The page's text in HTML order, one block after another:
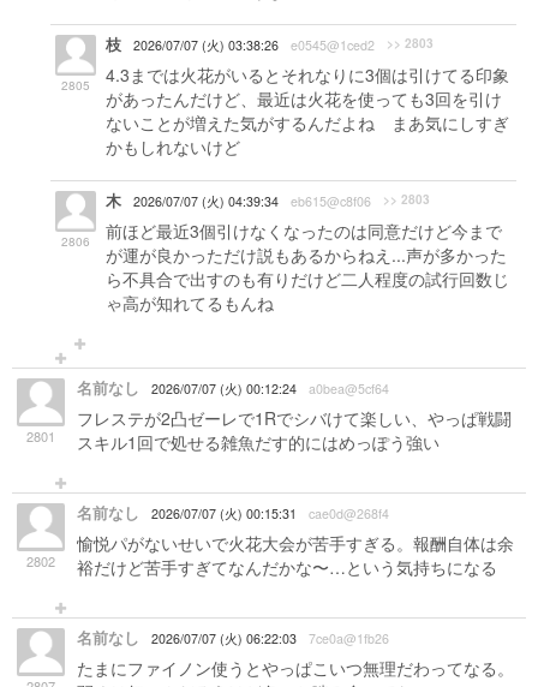
2805
枝 2026/07/07 (火) 03:38:26 e0545@1ced2 >> 2803
4.3までは火花がいるとそれなりに3個は引けてる印象
があったんだけど、最近は火花を使っても3回を引け
ないことが増えた気がするんだよね まあ気にしすぎ
かもしれないけど
2806
木 2026/07/07 (火) 04:39:34 eb615@c8f06 >> 2803
前ほど最近3個引けなくなったのは同意だけど今まで
が運が良かっただけ説もあるからねえ...声が多かった
ら不具合で出すのも有りだけど二人程度の試行回数じ
ゃ高が知れてるもんね
2801
名前なし 2026/07/07 (火) 00:12:24 a0bea@5cf64
フレステが2凸ゼーレで1Rでシバけて楽しい、やっぱ戦闘
スキル1回で処せる雑魚だす的にはめっぽう強い
2802
名前なし 2026/07/07 (火) 00:15:31 cae0d@268f4
愉悦パがないせいで火花大会が苦手すぎる。報酬自体は余
裕だけど苦手すぎてなんだかな〜…という気持ちになる
名前なし 2026/07/07 (火) 06:22:03 7ce0a@1fb26
たまにファイノン使うとやっぱこいつ無理だわってなる。